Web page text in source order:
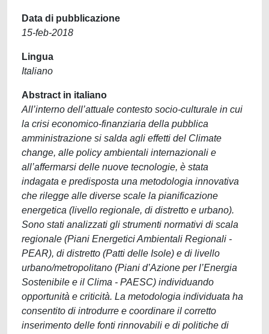
Data di pubblicazione
15-feb-2018
Lingua
Italiano
Abstract in italiano
All’interno dell’attuale contesto socio-culturale in cui
la crisi economico-finanziaria della pubblica
amministrazione si salda agli effetti del Climate
change, alle policy ambientali internazionali e
all’affermarsi delle nuove tecnologie, è stata
indagata e predisposta una metodologia innovativa
che rilegge alle diverse scale la pianificazione
energetica (livello regionale, di distretto e urbano).
Sono stati analizzati gli strumenti normativi di scala
regionale (Piani Energetici Ambientali Regionali -
PEAR), di distretto (Patti delle Isole) e di livello
urbano/metropolitano (Piani d’Azione per l’Energia
Sostenibile e il Clima - PAESC) individuando
opportunità e criticità. La metodologia individuata ha
consentito di introdurre e coordinare il corretto
inserimento delle fonti rinnovabili e di politiche di